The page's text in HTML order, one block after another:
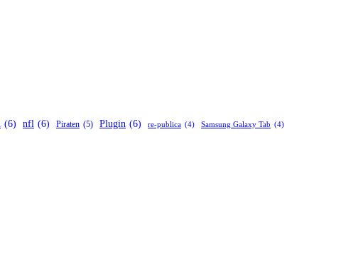
(6) nfl (6) Piraten (5) Plugin (6) re-publica (4) Samsung Galaxy Tab (4)